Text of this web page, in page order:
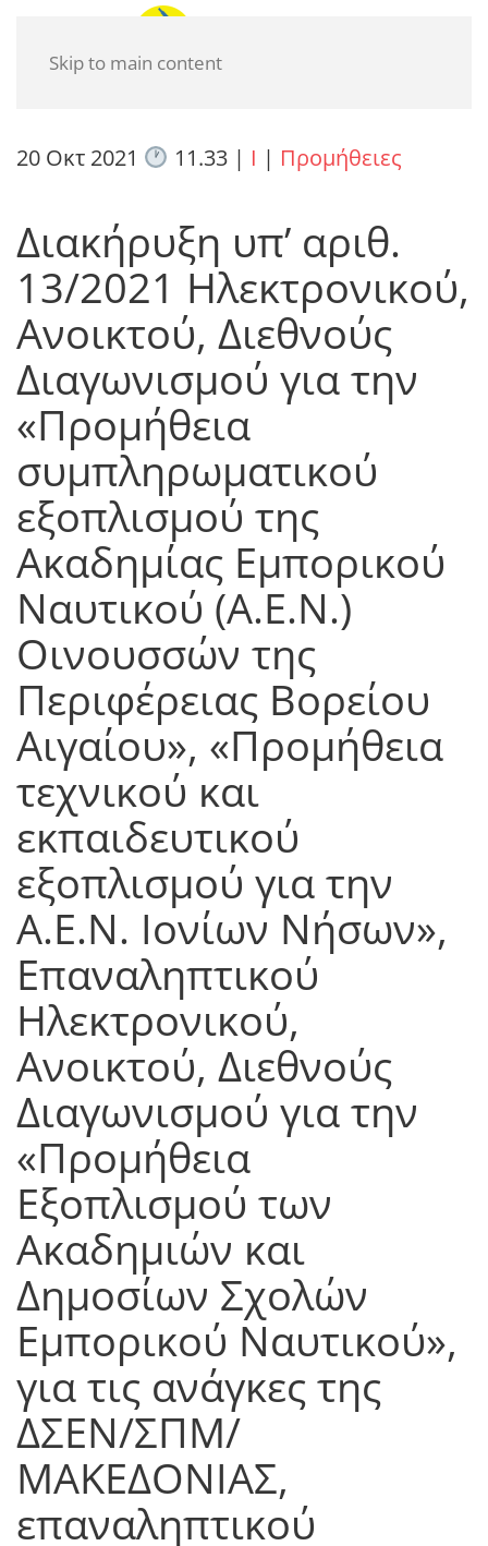
Skip to main content
20 Οκτ 2021 11.33| I | Προμήθειες
Διακήρυξη υπ’ αριθ.
13/2021 Ηλεκτρονικού,
Ανοικτού, Διεθνούς
Διαγωνισμού για την
«Προμήθεια
συμπληρωματικού
εξοπλισμού της
Ακαδημίας Εμπορικού
Ναυτικού (Α.Ε.Ν.)
Οινουσσών της
Περιφέρειας Βορείου
Αιγαίου», «Προμήθεια
τεχνικού και
εκπαιδευτικού
εξοπλισμού για την
Α.Ε.Ν. Ιονίων Νήσων»,
Επαναληπτικού
Ηλεκτρονικού,
Ανοικτού, Διεθνούς
Διαγωνισμού για την
«Προμήθεια
Εξοπλισμού των
Ακαδημιών και
Δημοσίων Σχολών
Εμπορικού Ναυτικού»,
για τις ανάγκες της
ΔΣΕΝ/ΣΠΜ/
ΜΑΚΕΔΟΝΙΑΣ,
επαναληπτικού